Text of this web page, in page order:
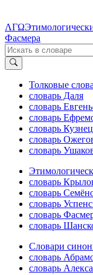
ΛΓΩ
Фасмера
Толковые
словарь Даля
словарь
словарь
словарь
словарь
словарь
словарь
словарь
словарь
словарь
словарь
Словари
словарь
словарь